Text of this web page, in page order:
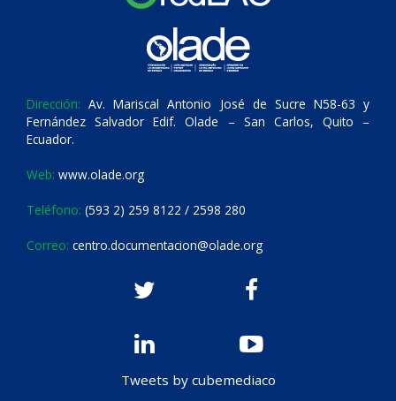
Dirección: Av. Mariscal Antonio José de Sucre N58-63 y
Fernández Salvador Edif. Olade – San Carlos, Quito –
Ecuador.
Web: www.olade.org
Teléfono: (593 2) 259 8122 / 2598 280
Correo: centro.documentacion@olade.org
Tweets by cubemediaco